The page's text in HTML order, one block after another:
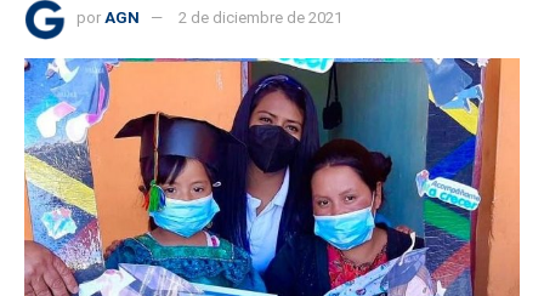
por AGN 2 de diciembre de 2021